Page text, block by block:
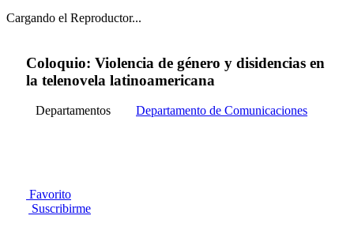
Cargando el Reproductor...
Coloquio: Violencia de género y disidencias en
la telenovela latinoamericana
Departamentos Departamento de Comunicaciones
Favorito
Suscribirme